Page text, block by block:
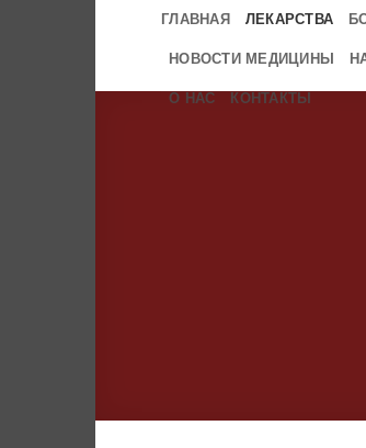
ГЛАВНАЯ ЛЕКАРСТВА
НОВОСТИ МЕДИЦИНЫ
О НАС КОНТАКТЫ